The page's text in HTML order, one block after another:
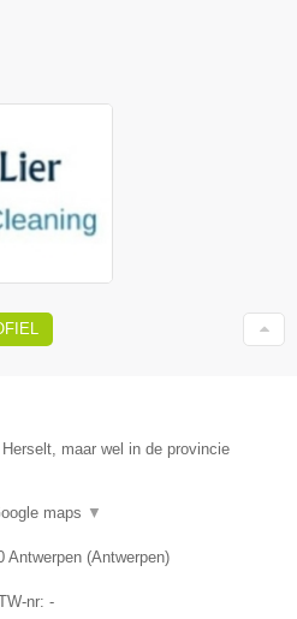
maar wel in de provincie
maps ▼
Antwerpen (Antwerpen)
nr: -